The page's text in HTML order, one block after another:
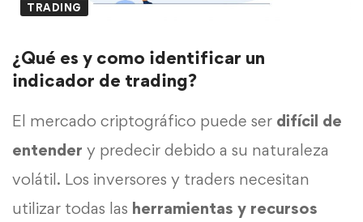
TRADING
¿Qué es y como identificar un
indicador de trading?
El mercado criptográfico puede ser difícil de
entender y predecir debido a su naturaleza
volátil. Los inversores y traders necesitan
utilizar todas las herramientas y recursos